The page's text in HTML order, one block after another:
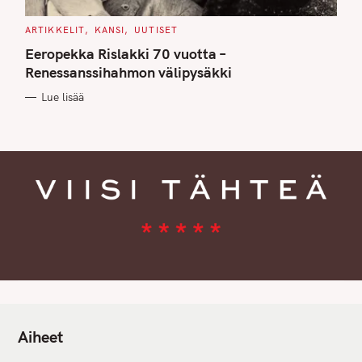
C
T
E
G
O
I
ARTIKKELIT KANSI UUTISET
Eeropekka Rislakki 70 vuotta –
Renessanssihahmon välipysäkki
Lue lisää
Aiheet